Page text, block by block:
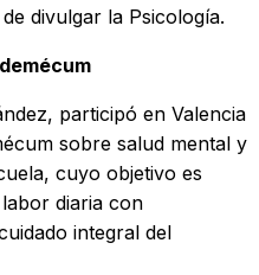
divulgar la Psicología.
participó en Valencia
sobre salud mental y
cuyo objetivo es
diaria con
integral del